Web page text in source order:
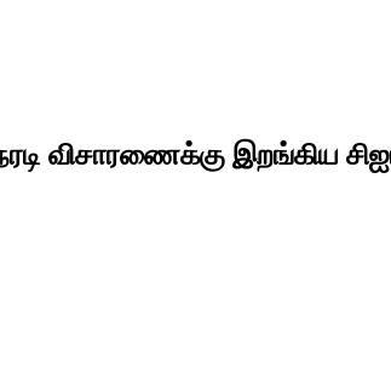
விசாரணைக்கு இறங்கிய